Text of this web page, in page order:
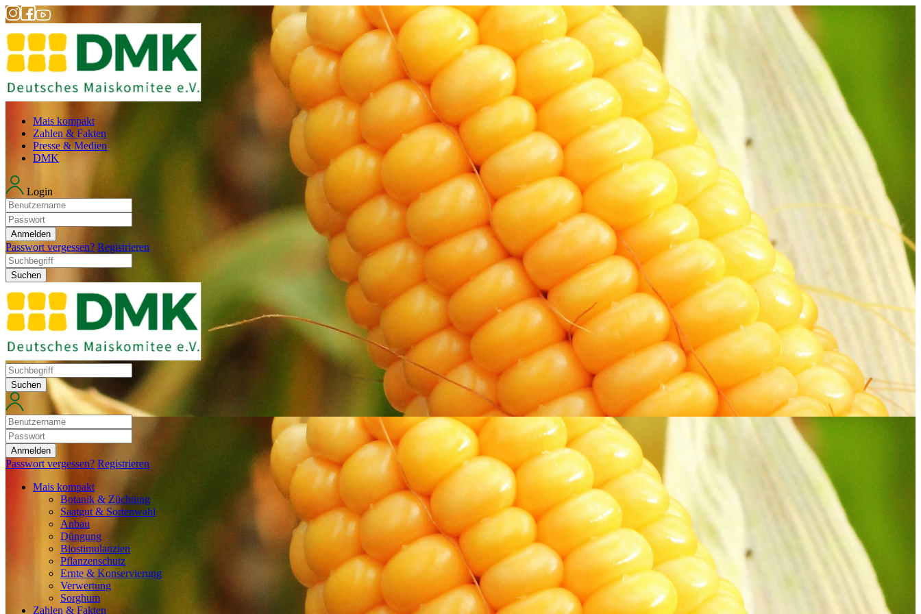
Mais kompakt
Zahlen & Fakten
Presse & Medien
DMK
Login
Anmelden
Passwort vergessen? Registrieren
Suchen
Suchen
Anmelden
Passwort vergessen? Registrieren
Mais kompakt
Botanik & Züchtung
Saatgut & Sortenwahl
Anbau
Düngung
Biostimulanzien
Pflanzenschutz
Ernte & Konservierung
Verwertung
Sorghum
Zahlen & Fakten